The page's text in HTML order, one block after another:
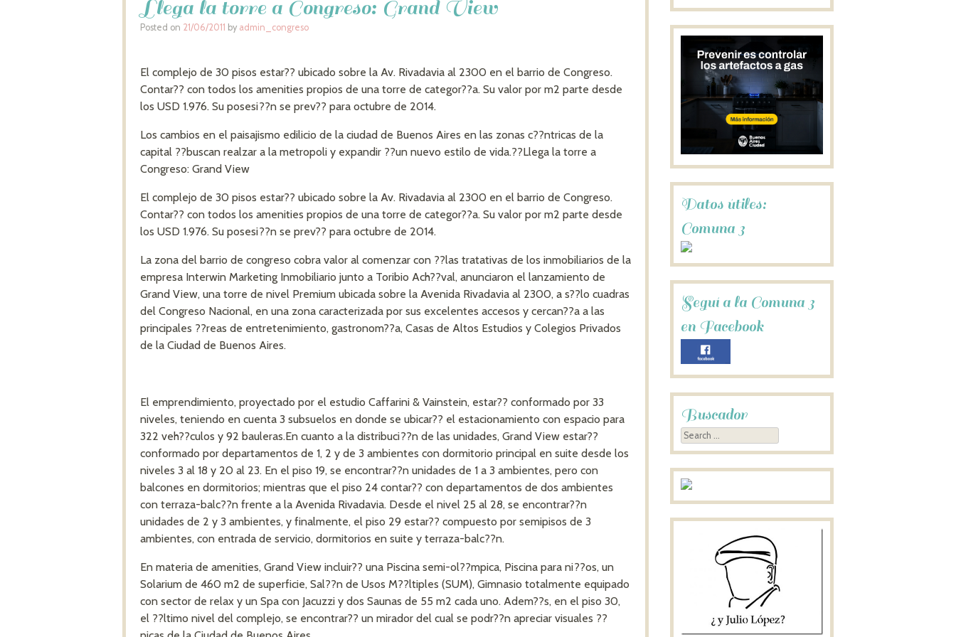
Llega la torre a Congreso: Grand View
Posted on 21/06/2011 by admin_congreso
El complejo de 30 pisos estar?? ubicado sobre la Av. Rivadavia al 2300 en el barrio de Congreso.
Contar?? con todos los amenities propios de una torre de categor??a. Su valor por m2 parte desde
los USD 1.976. Su posesi??n se prev?? para octubre de 2014.
Los cambios en el paisajismo edilicio de la ciudad de Buenos Aires en las zonas c??ntricas de la
capital ??buscan realzar a la metropoli y expandir ??un nuevo estilo de vida.??Llega la torre a
Congreso: Grand View
El complejo de 30 pisos estar?? ubicado sobre la Av. Rivadavia al 2300 en el barrio de Congreso.
Contar?? con todos los amenities propios de una torre de categor??a. Su valor por m2 parte desde
los USD 1.976. Su posesi??n se prev?? para octubre de 2014.
La zona del barrio de congreso cobra valor al comenzar con ??las tratativas de los inmobiliarios de la
empresa Interwin Marketing Inmobiliario junto a Toribio Ach??val, anunciaron el lanzamiento de
Grand View, una torre de nivel Premium ubicada sobre la Avenida Rivadavia al 2300, a s??lo cuadras
del Congreso Nacional, en una zona caracterizada por sus excelentes accesos y cercan??a a las
principales ??reas de entretenimiento, gastronom??a, Casas de Altos Estudios y Colegios Privados
de la Ciudad de Buenos Aires.
El emprendimiento, proyectado por el estudio Caffarini & Vainstein, estar?? conformado por 33
niveles, teniendo en cuenta 3 subsuelos en donde se ubicar?? el estacionamiento con espacio para
322 veh??culos y 92 bauleras.En cuanto a la distribuci??n de las unidades, Grand View estar??
conformado por departamentos de 1, 2 y de 3 ambientes con dormitorio principal en suite desde los
niveles 3 al 18 y 20 al 23. En el piso 19, se encontrar??n unidades de 1 a 3 ambientes, pero con
balcones en dormitorios; mientras que el piso 24 contar?? con departamentos de dos ambientes
con terraza-balc??n frente a la Avenida Rivadavia. Desde el nivel 25 al 28, se encontrar??n
unidades de 2 y 3 ambientes, y finalmente, el piso 29 estar?? compuesto por semipisos de 3
ambientes, con entrada de servicio, dormitorios en suite y terraza-balc??n.
En materia de amenities, Grand View incluir?? una Piscina semi-ol??mpica, Piscina para ni??os, un
Solarium de 460 m2 de superficie, Sal??n de Usos M??ltiples (SUM), Gimnasio totalmente equipado
con sector de relax y un Spa con Jacuzzi y dos Saunas de 55 m2 cada uno. Adem??s, en el piso 30,
el ??ltimo nivel del complejo, se encontrar?? un mirador del cual se podr??n apreciar visuales ??
Datos útiles:
Comuna 3
Seguí a la Comuna 3
en Facebook
Buscador
Search